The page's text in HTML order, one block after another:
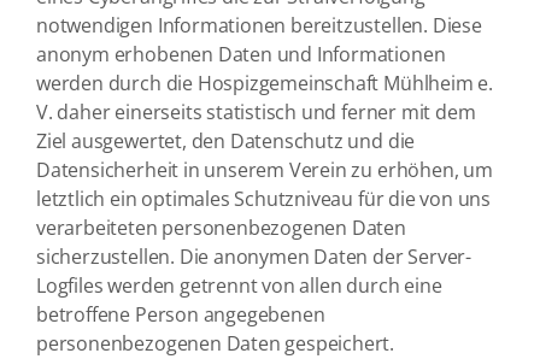
notwendigen Informationen bereitzustellen. Diese
anonym erhobenen Daten und Informationen
werden durch die Hospizgemeinschaft Mühlheim e.
V. daher einerseits statistisch und ferner mit dem
Ziel ausgewertet, den Datenschutz und die
Datensicherheit in unserem Verein zu erhöhen, um
letztlich ein optimales Schutzniveau für die von uns
verarbeiteten personenbezogenen Daten
sicherzustellen. Die anonymen Daten der Server-
Logfiles werden getrennt von allen durch eine
betroffene Person angegebenen
personenbezogenen Daten gespeichert.